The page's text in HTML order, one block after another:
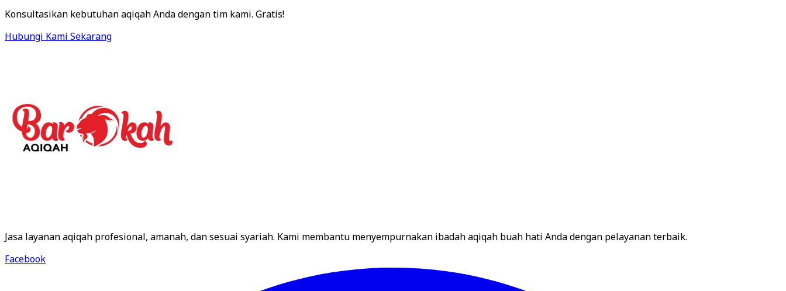
Konsultasikan kebutuhan aqiqah Anda dengan tim kami. Gratis!
Hubungi Kami Sekarang
Jasa layanan aqiqah profesional, amanah, dan sesuai syariah. Kami membantu menyempurnakan ibadah aqiqah buah hati Anda dengan pelayanan terbaik.
Facebook